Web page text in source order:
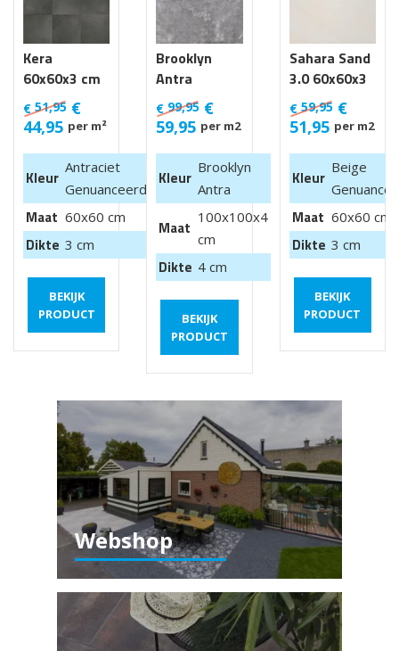
Kera
60x60x3 cm
Luik
€ 51,95 €
44,95 per m²
Kleur
Antraciet
Genuanceerd
Maat 60x60 cm
Dikte 3 cm
BEKIJK
PRODUCT
Brooklyn
Antra
100x100x4
cm van €
99,95 m2
€ 99,95 €
59,95 per m2
Kleur
Brooklyn
Antra
Maat
100x100x4
cm
Dikte 4 cm
BEKIJK
PRODUCT
Sahara Sand
3.0 60x60x3
cm
€59,95 €
51,95 per m2
Kleur
Beige
Maat 60x60 cm
Dikte 3 cm
BEKIJK
PRODUCT
Webshop